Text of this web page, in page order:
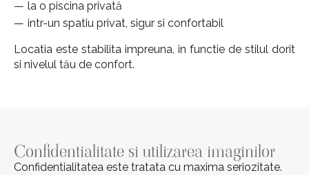
la o piscina privată
intr-un spatiu privat, sigur si confortabil
Locatia este stabilita impreuna, in functie de stilul dorit
si nivelul tău de confort.
Confidentialitate si utilizarea imaginilor
Confidentialitatea este tratata cu maxima seriozitate.